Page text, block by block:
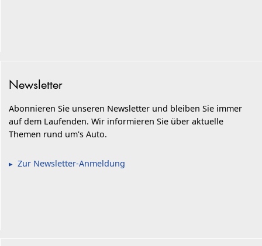
Newsletter
Abonnieren Sie unseren Newsletter und bleiben Sie immer
auf dem Laufenden. Wir informieren Sie über aktuelle
Themen rund um's Auto.
Zur Newsletter-Anmeldung